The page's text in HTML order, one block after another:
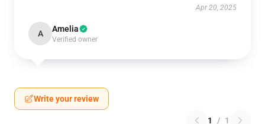
Apr 20, 2025
A Amelia
Verified owner
Write your review
1 / 1